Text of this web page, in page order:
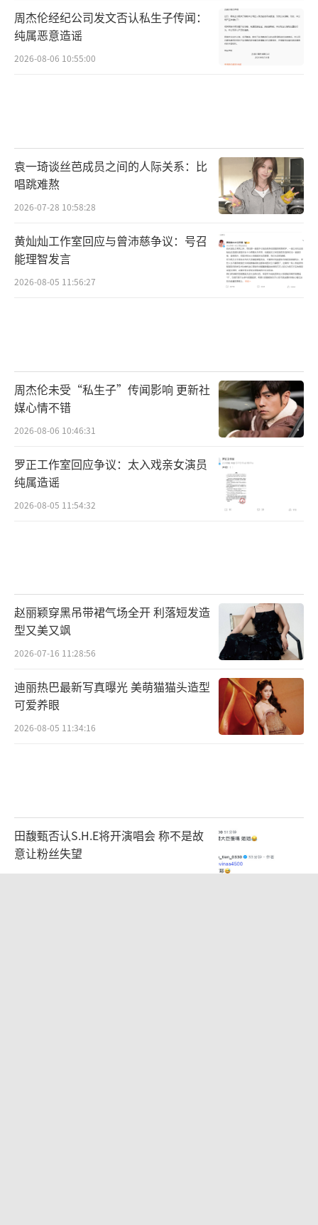
电影《矩阵梦迷宫》由知名演员迟帅、于
荣光、鲍天琦、刘慧、王蕾、刘捷等出演,江苏
媒有限公司联合出品,梦控玩家团队倾力打造,由
青年电影制作人萧羽墨担任总制片人、柴宏峰
监制、郭文基执导,故事根据真实事件改编,以清
醒梦为主题,开创一种通过清醒梦境探索内心世
界的电影形态,深受观众喜爱。
在发布会上,各位观众也纷纷表示,此片体现
周杰伦经纪公司发文否认私生子传闻：
纯属恶意造谣
2026-08-06 10:55:00
袁一琦谈丝芭成员之间的人际关系：比
唱跳难熬
2026-07-28 10:58:28
黄灿灿工作室回应与曾沛慈争议：号召
能理智发言
2026-08-05 11:56:27
周杰伦未受“私生子”传闻影响 更新社
媒心情不错
2026-08-06 10:46:31
罗正工作室回应争议：太入戏亲女演员
纯属造谣
2026-08-05 11:54:32
赵丽颖穿黑吊带裙气场全开 利落短发造
型又美又飒
2026-07-16 11:28:56
迪丽热巴最新写真曝光 美萌猫猫头造型
可爱养眼
2026-08-05 11:34:16
田馥甄否认S.H.E将开演唱会 称不是故
意让粉丝失望
2026-08-05 11:58:11